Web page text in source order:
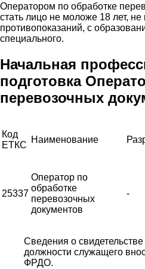
Оператором по обработке
стать лицо не моложе 18 лет,
противопоказаний, с
специального.
Начальная
подготовка
перевозочных
Код
ЕТКС
Наименование
25337
Оператор по
обработке
перевозочных
документов
-
Сведения о
должности служащего
ФРДО.